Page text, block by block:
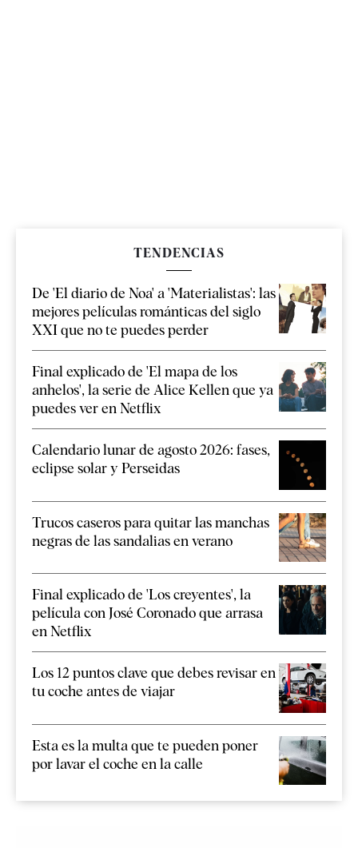
TENDENCIAS
De 'El diario de Noa' a 'Materialistas': las
mejores películas románticas del siglo
XXI que no te puedes perder
Final explicado de 'El mapa de los
anhelos', la serie de Alice Kellen que ya
puedes ver en Netflix
Calendario lunar de agosto 2026: fases,
eclipse solar y Perseidas
Trucos caseros para quitar las manchas
negras de las sandalias en verano
Final explicado de 'Los creyentes', la
película con José Coronado que arrasa
en Netflix
Los 12 puntos clave que debes revisar en
tu coche antes de viajar
Esta es la multa que te pueden poner
por lavar el coche en la calle